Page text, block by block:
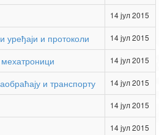
14 јул 2015
уређаји и протоколи 14 јул 2015
14 јул 2015
и транспорту 14 јул 2015
14 јул 2015
14 јул 2015